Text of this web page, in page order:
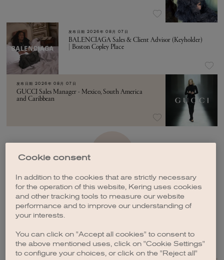
发布日期 2026年 08月 07日
BALENCIAGA Sales & Client Advisor (Keyholder)
| Boston Copley Place
发布日期 2026年 08月 07日
GUCCI Sales Manager - Mexico, South America
and Caribbean
Cookie consent
In addition to the cookies that are strictly necessary
for the operation of this website, Kering uses cookies
and other tracking tools to measure our website
performance and to improve our understanding of
your interests.
You can click on "Accept all cookies" to consent to
the above mentioned uses, click on "Cookie Settings"
to configure your choices, or click on the "Reject all"